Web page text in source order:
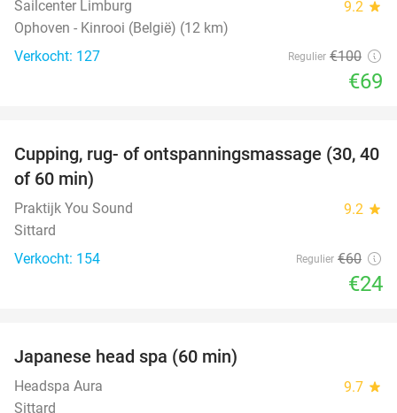
Sailcenter Limburg 9.2 star
Ophoven - Kinrooi (België) (12 km)
Verkocht: 127
Regulier €100
€69
60%
Cupping, rug- of ontspanningsmassage (30, 40
of 60 min)
Praktijk You Sound 9.2 star
Sittard
Verkocht: 154
Regulier €60
€24
Japanese head spa (60 min)
Headspa Aura 9.7 star
Sittard